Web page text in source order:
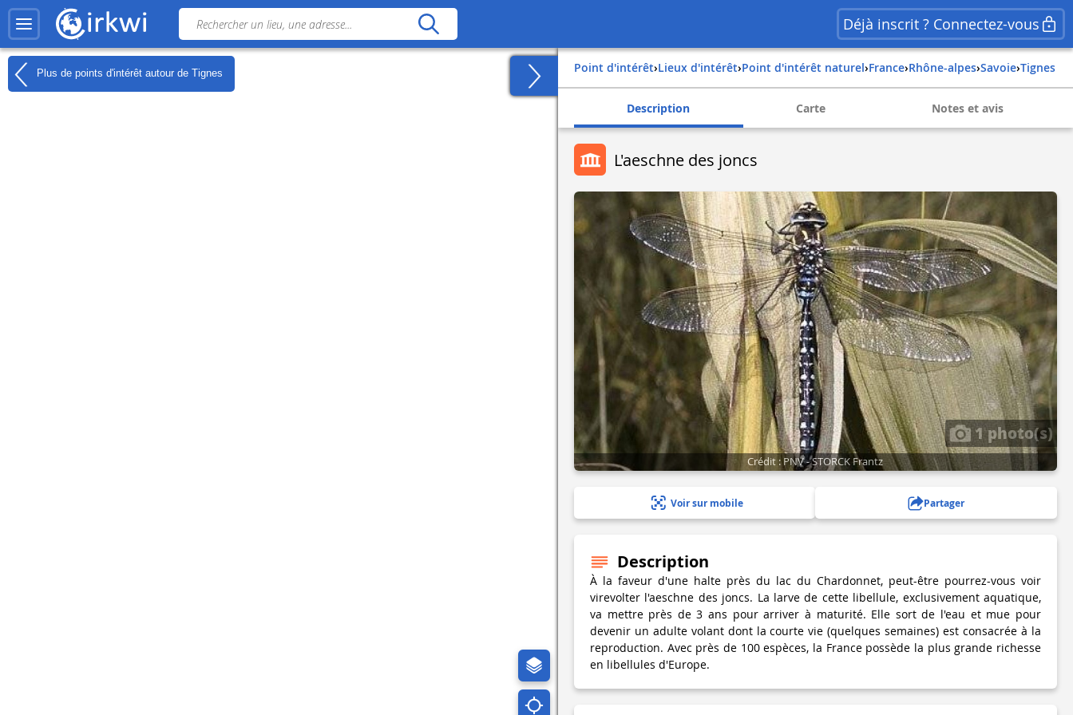
Déjà inscrit ? Connectez-vous
Plus de points d'intérêt autour de Tignes Point d'intérêt› Lieux d'intérêt› Point d'intérêt naturel› france› rhône-alpes› savoie› tignes
Description Carte Notes et avis
L'aeschne des joncs
1 photo(s)
Crédit : PNV - STORCK Frantz
Voir sur mobile Partager
Description
À la faveur d'une halte près du lac du Chardonnet, peut-être pourrez-vous voir
virevolter l'aeschne des joncs. La larve de cette libellule, exclusivement aquatique,
va mettre près de 3 ans pour arriver à maturité. Elle sort de l'eau et mue pour
devenir un adulte volant dont la courte vie (quelques semaines) est consacrée à la
reproduction. Avec près de 100 espèces, la France possède la plus grande richesse
en libellules d'Europe.